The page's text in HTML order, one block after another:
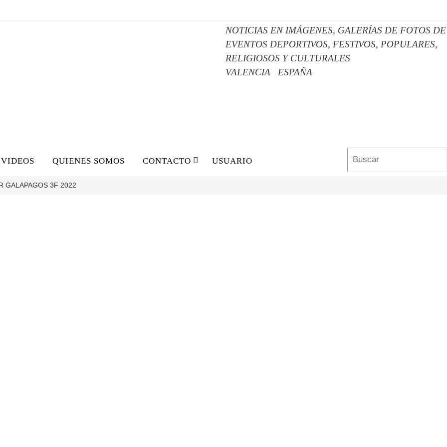
NOTICIAS EN IMÁGENES, GALERÍAS DE FOTOS DE
EVENTOS DEPORTIVOS, FESTIVOS, POPULARES,
RELIGIOSOS Y CULTURALES
VALENCIA
ESPAÑA
VIDEOS QUIENES SOMOS CONTACTO USUARIO
GALAPAGOS 3F 2022